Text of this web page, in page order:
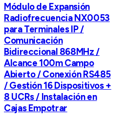
Módulo de Expansión
Radiofrecuencia NX0053
para Terminales IP /
Comunicación
Bidireccional 868MHz /
Alcance 100m Campo
Abierto / Conexión RS485
/ Gestión 16 Dispositivos +
8 UCRs / Instalación en
Cajas Empotrar